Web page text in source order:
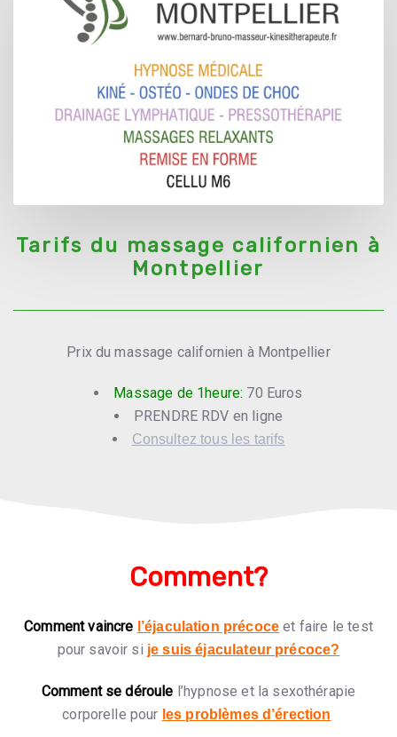
Tarifs du massage californien à
Montpellier
Prix du massage californien à Montpellier
Massage de 1heure: 70 Euros
PRENDRE RDV en ligne
Consultez tous les tarifs
Comment?
Comment vaincre l’éjaculation précoce et faire le test
pour savoir si je suis éjaculateur précoce?
Comment se déroule l’hypnose et la sexothérapie
corporelle pour les problèmes d’érection